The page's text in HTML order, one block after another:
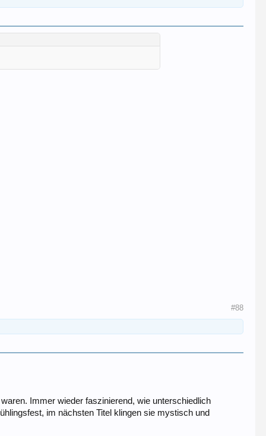
#88
Immer wieder faszinierend, wie unterschiedlich
im nächsten Titel klingen sie mystisch und